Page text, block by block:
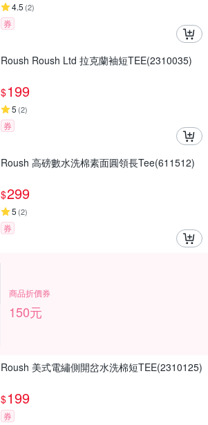
4.5 (2)
券
Roush Roush Ltd 拉克蘭袖短TEE(2310035)
$199
5 (2)
券
Roush 高磅數水洗棉素面圓領長Tee(611512)
$299
5 (2)
券
商品折價券
150元
Roush 美式電繡側開岔水洗棉短TEE(2310125)
$199
券